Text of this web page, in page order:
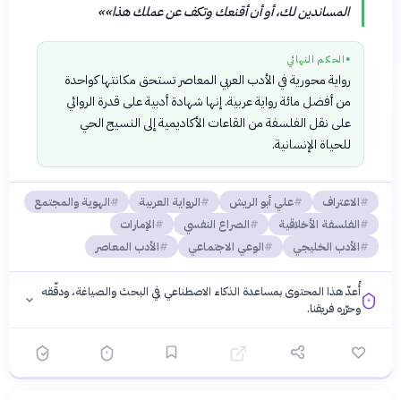
المساندين لك، أو أن أقنعك وتكف عن عملك هذا»»
● الحكم النهائي
رواية محورية في الأدب العربي المعاصر تستحق مكانتها كواحدة
من أفضل مائة رواية عربية. إنها شهادة أدبية على قدرة الروائي
على نقل الفلسفة من القاعات الأكاديمية إلى النسيج الحي
للحياة الإنسانية.
الاعتراف علي أبو الريش الرواية العربية
الهوية والمجتمع
الفلسفة الأخلاقية
الصراع النفسي
الإمارات
الأدب الخليجي
الوعي الاجتماعي الأدب المعاصر
أُعدّ هذا المحتوى بمساعدة الذكاء الاصطناعي في البحث والصياغة، ودقّقه
وحرّره فريقنا.